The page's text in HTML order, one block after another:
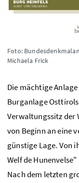
Foto:
Michaela Frick
Die mächtige
Burganlage
Verwaltungssitz der
von Beginn an eine
günstige Lage. Von
Welf de
Nach dem letzten